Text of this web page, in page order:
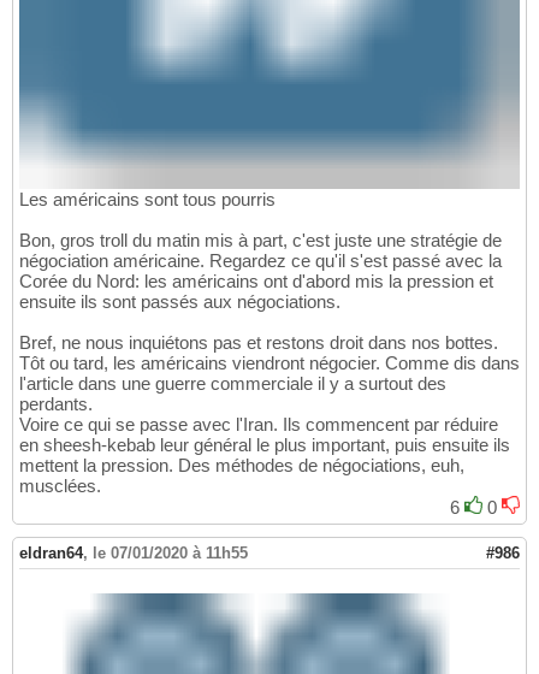
Les américains sont tous pourris
Bon, gros troll du matin mis à part, c'est juste une stratégie de
négociation américaine. Regardez ce qu'il s'est passé avec la
Corée du Nord: les américains ont d'abord mis la pression et
ensuite ils sont passés aux négociations.
Bref, ne nous inquiétons pas et restons droit dans nos bottes.
Tôt ou tard, les américains viendront négocier. Comme dis dans
l'article dans une guerre commerciale il y a surtout des
perdants.
Voire ce qui se passe avec l'Iran. Ils commencent par réduire
en sheesh-kebab leur général le plus important, puis ensuite ils
mettent la pression. Des méthodes de négociations, euh,
musclées.
6
0
eldran64, le 07/01/2020 à 11h55 #986